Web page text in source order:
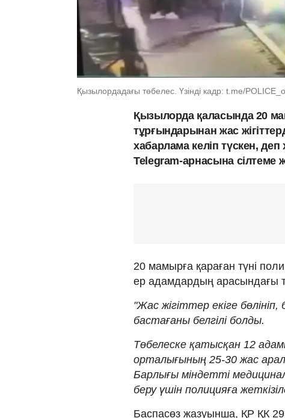
Қызылордадағы төбелес. Үзінді кадр: t.me/
Қызылорда қаласында 20
тұрғындарынан жас
хабарлама келіп түскен,
Telegram-арнасына сілтеме
20 мамырға қараған түні
ер адамдардың арасындағы
"Жас жігіттер екіге
бастағаны белгілі болды.
Төбелеске қатысқан 12
орталығының 25-30 жас
Барлығы міндетті
беру үшін полицияға
Баспасөз жазуынша, ҚР ҚК